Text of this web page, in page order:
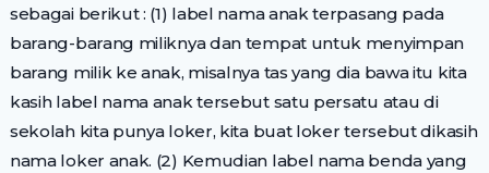
sebagai berikut : (1) label nama anak terpasang pada
barang-barang miliknya dan tempat untuk menyimpan
barang milik ke anak, misalnya tas yang dia bawa itu kita
kasih label nama anak tersebut satu persatu atau di
sekolah kita punya loker, kita buat loker tersebut dikasih
nama loker anak. (2) Kemudian label nama benda yang